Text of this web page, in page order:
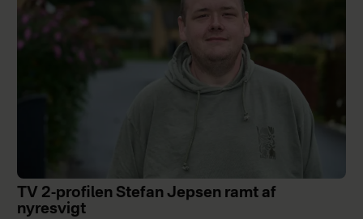
TV 2-profilen Stefan Jepsen ramt af
nyresvigt